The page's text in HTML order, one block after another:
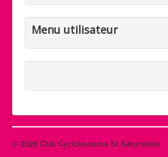
Menu utilisateur
© 2026 Club Cyclotourisme St Saturninois